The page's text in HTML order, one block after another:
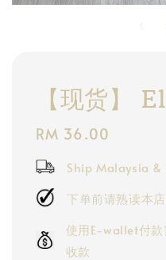
【现货】
Regular
price
RM 36.00
Ship Malaysia &
下单前请熟读本
使用E-wallet付款
收款